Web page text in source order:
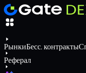
РынкиБесс. контракты
Реферал